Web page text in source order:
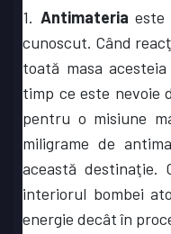
1. Antimateria este
cunoscut. Când
toată masa
timp ce este nevoie
pentru o misiune
miligrame de
această destinaţie.
interiorul bombei
energie decât în